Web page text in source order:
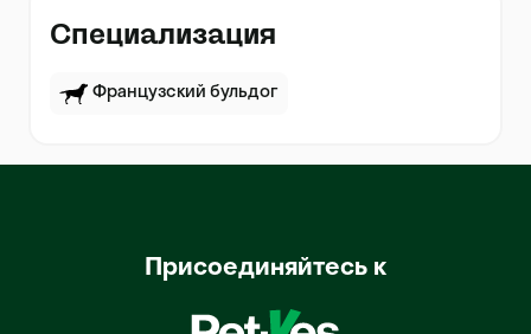
Специализация
Французский бульдог
Присоединяйтесь к